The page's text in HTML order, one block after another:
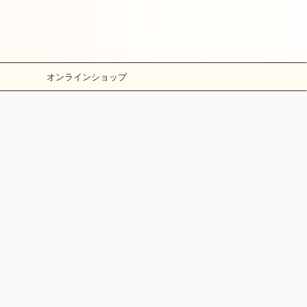
オンラインショップ